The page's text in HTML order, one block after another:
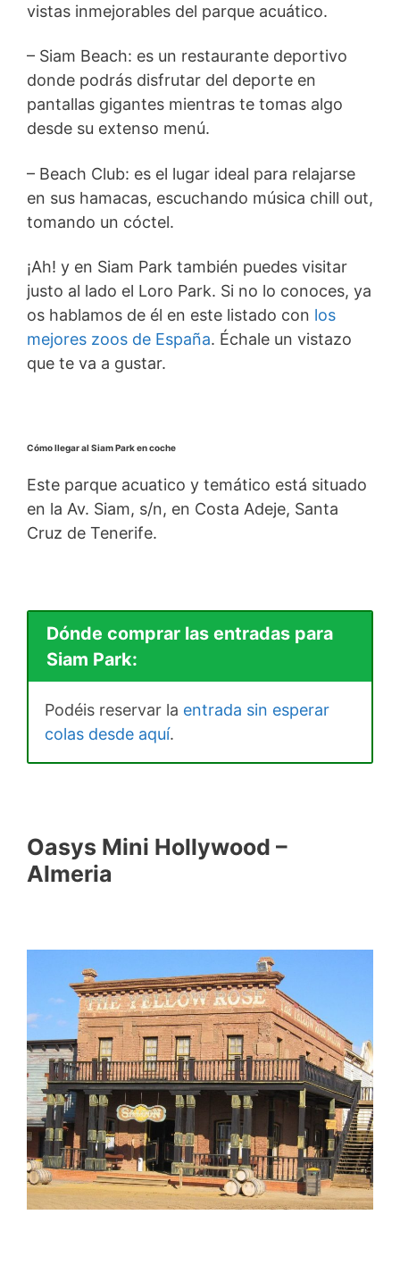
vistas inmejorables del parque acuático.
– Siam Beach: es un restaurante deportivo
donde podrás disfrutar del deporte en
pantallas gigantes mientras te tomas algo
desde su extenso menú.
– Beach Club: es el lugar ideal para relajarse
en sus hamacas, escuchando música chill out,
tomando un cóctel.
¡Ah! y en Siam Park también puedes visitar
justo al lado el Loro Park. Si no lo conoces, ya
os hablamos de él en este listado con los
mejores zoos de España. Échale un vistazo
que te va a gustar.
Cómo llegar al Siam Park en coche
Este parque acuatico y temático está situado
en la Av. Siam, s/n, en Costa Adeje, Santa
Cruz de Tenerife.
Dónde comprar las entradas para
Siam Park:
Podéis reservar la entrada sin esperar
colas desde aquí.
Oasys Mini Hollywood –
Almeria